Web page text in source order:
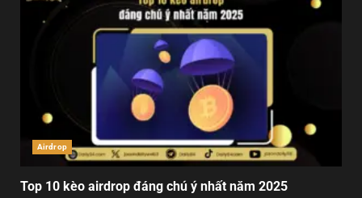
Airdrop
Top 10 kèo airdrop đáng chú ý nhất năm 2025